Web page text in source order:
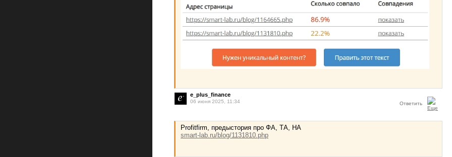
e_plus_finance
06 июня 2025, 11:34 Ответить
Profitfirm, предыстория про ФА, ТА, НА
smart-lab.ru/blog/1131810.php